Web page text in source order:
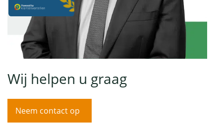
Wij helpen u graag
Neem contact op